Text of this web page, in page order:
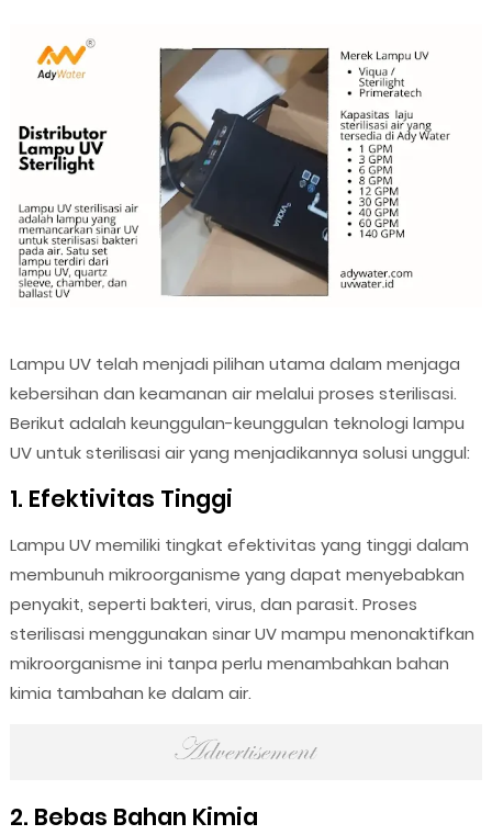
Lampu UV telah menjadi pilihan utama dalam menjaga
kebersihan dan keamanan air melalui proses sterilisasi.
Berikut adalah keunggulan-keunggulan teknologi lampu
UV untuk sterilisasi air yang menjadikannya solusi unggul:
1. Efektivitas Tinggi
Lampu UV memiliki tingkat efektivitas yang tinggi dalam
membunuh mikroorganisme yang dapat menyebabkan
penyakit, seperti bakteri, virus, dan parasit. Proses
sterilisasi menggunakan sinar UV mampu menonaktifkan
mikroorganisme ini tanpa perlu menambahkan bahan
kimia tambahan ke dalam air.
2. Bebas Bahan Kimia